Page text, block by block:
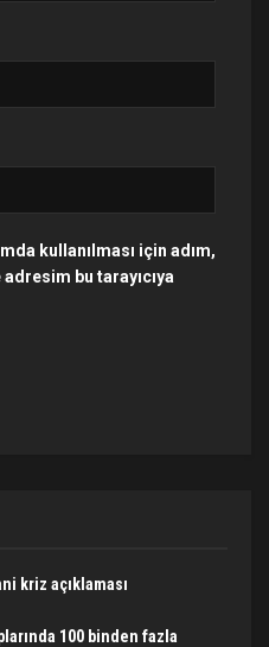
kullanılması için adım,
bu tarayıcıya
kriz açıklaması
100 binden fazla